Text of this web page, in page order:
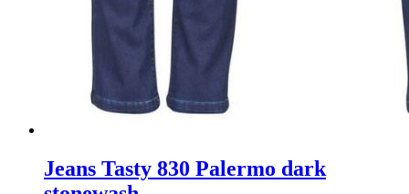
Jeans Tasty 830 Palermo dark